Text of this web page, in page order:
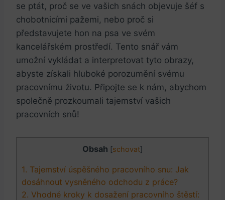
⁢se ptát, proč se ve vašich snách objevuje šéf s
chobotnicími pažemi, nebo proč si
představujete ​hon na psa ve svém
kancelářském prostředí. Tento snář vám
umožní vykládat a interpretovat ‍tyto obrazy,
abyste získali hluboké porozumění svému
pracovnímu životu. Připojte se k nám, abychom
společně prozkoumali tajemství vašich
pracovních snů!
Obsah [schovat]
1. Tajemství úspěšného pracovního‌ snu: Jak
dosáhnout vysněného odchodu ​z práce?
2. Vhodné kroky⁢ k ​dosažení pracovního štěstí: